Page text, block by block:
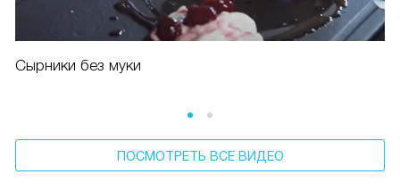
Сырники без муки
ПОСМОТРЕТЬ ВСЕ ВИДЕО